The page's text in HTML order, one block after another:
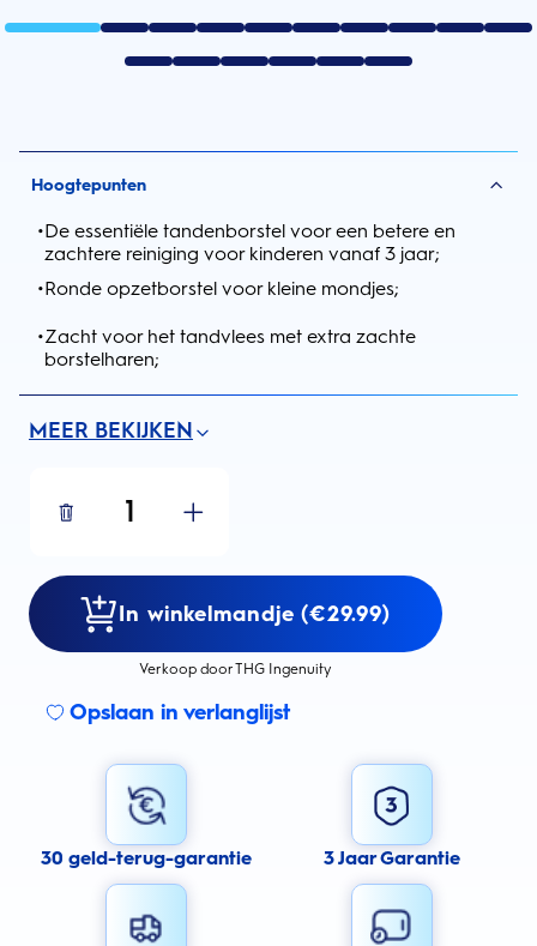
Hoogtepunten
•De essentiële tandenborstel voor een betere en
zachtere reiniging voor kinderen vanaf 3 jaar;
•Ronde opzetborstel voor kleine mondjes;
•Zacht voor het tandvlees met extra zachte
borstelharen;
MEER BEKIJKEN
1
In winkelmandje (€29.99)
Verkoop door THG Ingenuity
Opslaan in verlanglijst
30 geld-terug-garantie 3 Jaar Garantie